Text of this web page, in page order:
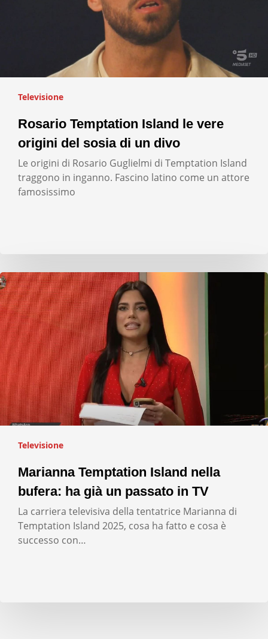
Televisione
Rosario Temptation Island le vere
origini del sosia di un divo
Le origini di Rosario Guglielmi di Temptation Island
traggono in inganno. Fascino latino come un attore
famosissimo
Televisione
Marianna Temptation Island nella
bufera: ha già un passato in TV
La carriera televisiva della tentatrice Marianna di
Temptation Island 2025, cosa ha fatto e cosa è
successo con…